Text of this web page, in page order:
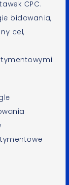
CPC.
bidowania,
cel,